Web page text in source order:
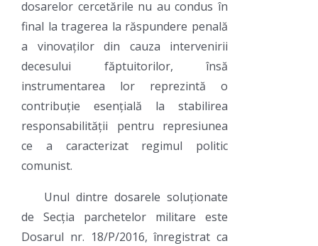
dosarelor cercetările nu au condus în
final la tragerea la răspundere penală
a vinovaților din cauza intervenirii
decesului făptuitorilor, însă
instrumentarea lor reprezintă o
contribuție esențială la stabilirea
responsabilității pentru represiunea
ce a caracterizat regimul politic
comunist.
Unul dintre dosarele soluționate
de Secția parchetelor militare este
Dosarul nr. 18/P/2016, înregistrat ca